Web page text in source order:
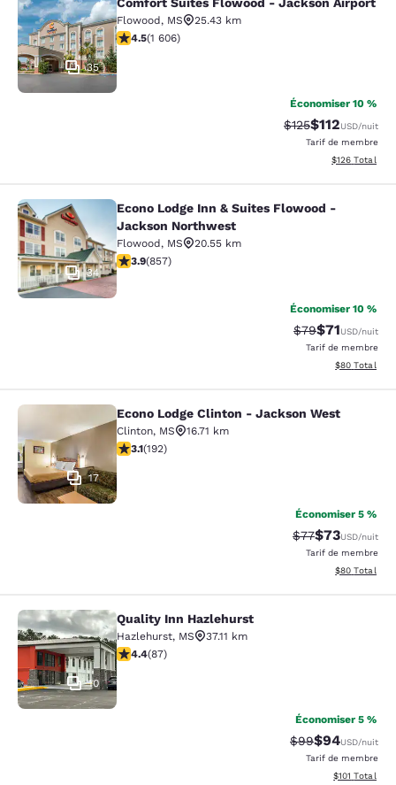
Comfort Suites Flowood - Jackson
35
Flowood, MS
25.43 km
4.49 étoiles. Excellent. 1606 commentaires
4.5(1 606)
Économiser 10 %
Tarif barré :
$125Tarif réduit :
$112USD/nuit
Tarif de membre
Afficher les
$126 Total
Econo Lodge Inn & Suites Flowood
34
Econo Lodge Inn & Suites Flowood -
Jackson Northwest
Flowood, MS
20.55 km
3.94 étoiles. Bien. 857 commentaires
3.9(857)
Économiser 10 %
Tarif barré :
$79Tarif réduit :
$71USD/nuit
Tarif de membre
Afficher les
$80 Total
Econo Lodge Clinton - Jackson
17
Econo Lodge Clinton - Jackson West
Clinton, MS
16.71 km
3.14 étoiles. Bien. 192 commentaires
3.1(192)
Économiser 5 %
Tarif barré :
$77Tarif réduit :
$73USD/nuit
Tarif de membre
Afficher les
$80 Total
Quality Inn Hazlehurst
10
Quality Inn Hazlehurst
Hazlehurst, MS
37.11 km
4.4 étoiles. Excellent. 87 commentaires
4.4(87)
Économiser 5 %
Tarif barré :
$99Tarif réduit :
$94USD/nuit
Tarif de membre
Afficher les
$101 Total